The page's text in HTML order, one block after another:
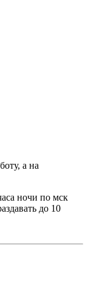
а на
ночи по мск
до 10